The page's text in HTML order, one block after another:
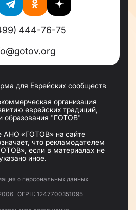
444-76-75
для Еврейских сообществ
организация
еврейских традиций,
образования "ГОТОВ"
АНО «ГОТОВ» на сайте
что рекламодателем
если в материалах не
иное.
о персональных данных
ОГРН: 1247700351095